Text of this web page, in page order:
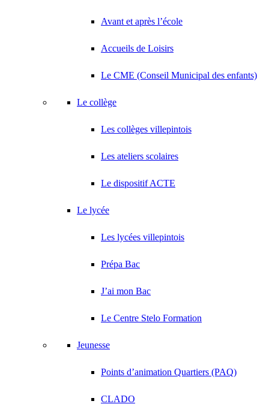
Avant et après l’école
Accueils de Loisirs
Le CME (Conseil Municipal des enfants)
Le collège
Les collèges villepintois
Les ateliers scolaires
Le dispositif ACTE
Le lycée
Les lycées villepintois
Prépa Bac
J’ai mon Bac
Le Centre Stelo Formation
Jeunesse
Points d’animation Quartiers (PAQ)
CLADO